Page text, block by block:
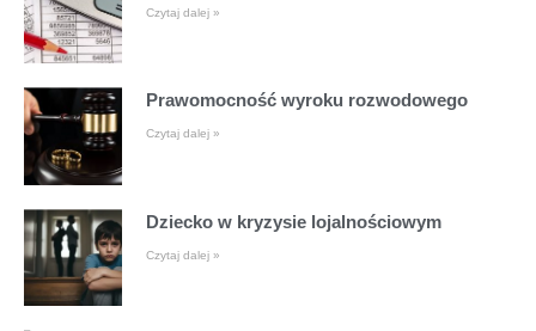
Czytaj dalej »
Prawomocność wyroku rozwodowego
Czytaj dalej »
Dziecko w kryzysie lojalnościowym
Czytaj dalej »